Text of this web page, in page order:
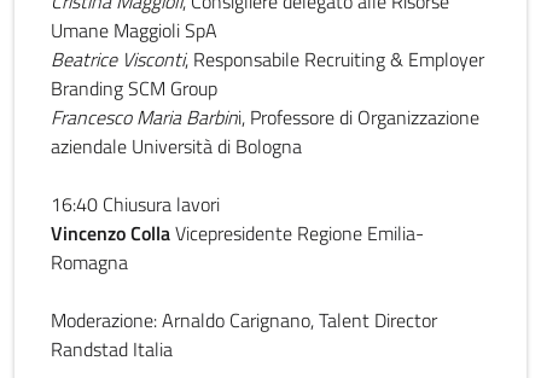
Umane Maggioli SpA
Beatrice Visconti, Responsabile Recruiting & Employer
Branding SCM Group
Francesco Maria Barbini, Professore di Organizzazione
aziendale Università di Bologna
16:40 Chiusura lavori
Vincenzo CollaVicepresidente Regione Emilia-
Romagna
Moderazione: Arnaldo Carignano, Talent Director
Randstad Italia